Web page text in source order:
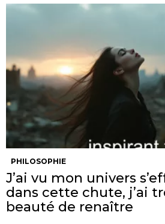
PHILOSOPHIE
J’ai vu mon univers
dans cette chute, j’ai
beauté de renaître